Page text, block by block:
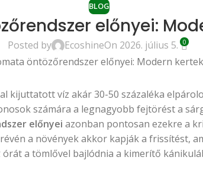
BLOG
előnyei:
Posted by EcoshineOn 2026. július 5. 0
kijuttatott víz akár 30-50 százaléka
számára a legnagyobb fejtörést a
előnyei azonban pontosan ezekre a
a növények akkor kapják a frissítést,
a tömlővel bajlódnia a kimerítő